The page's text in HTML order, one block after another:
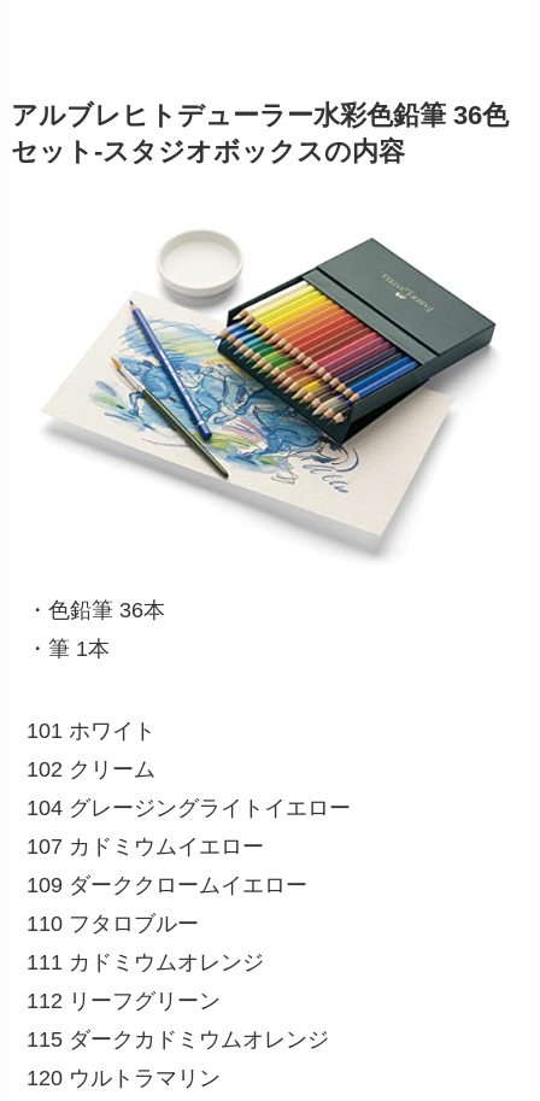
アルブレヒトデューラー水彩色鉛筆 36色
セット-スタジオボックスの内容
・色鉛筆 36本
・筆 1本
101 ホワイト
102 クリーム
104 グレージングライトイエロー
107 カドミウムイエロー
109 ダーククロームイエロー
110 フタロブルー
111 カドミウムオレンジ
112 リーフグリーン
115 ダークカドミウムオレンジ
120 ウルトラマリン